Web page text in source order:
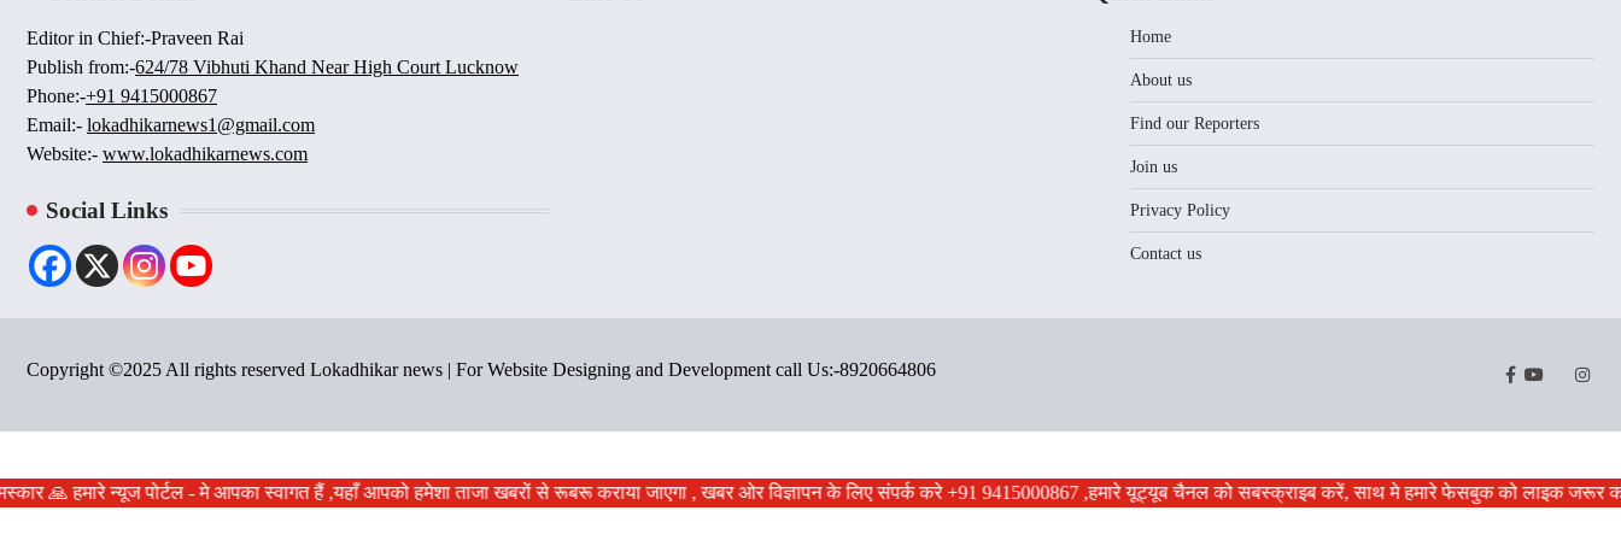
Editor in Chief:-Praveen Rai
Publish from:-624/78 Vibhuti Khand Near High Court Lucknow
Phone:-+91 9415000867
Email:- lokadhikarnews1@gmail.com
Website:- www.lokadhikarnews.com
Social Links
Home
About us
Find our Reporters
Join us
Privacy Policy
Contact us
Copyright ©2025 All rights reserved Lokadhikar news | For Website Designing and Development call Us:-8920664806
Facebook
Youtube
Twitter
🙏 हमारे न्यूज पोर्टल - मे आपका स्वागत हैं ,यहाँ आपको हमेशा ताजा खबरों से रूबरू कराया जाएगा , खबर ओर विज्ञापन के लिए संपर्क करे +91 9415000867 ,हमारे यूट्यूब चैनल को सबस्क्राइब करें, साथ मे हमारे फेसबुक को लाइक जरूर